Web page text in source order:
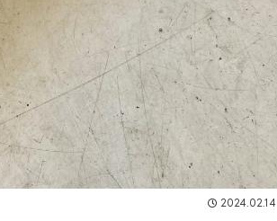
2024.02.14